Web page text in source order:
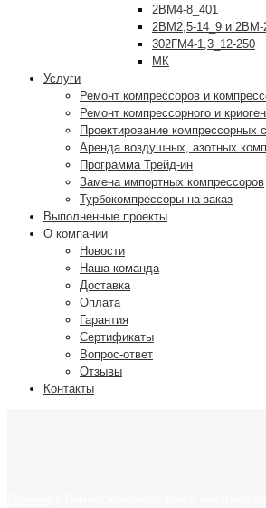
2ВМ4-8_401
2ВМ2,5-14_9 и 2ВМ-
302ГМ4-1,3_12-250
МК
Услуги
Ремонт компрессоров и
Ремонт компрессорного и
Проектирование компрессорных
Аренда воздушных, азотных
Программа Трейд-ин
Замена импортных компрессоров
Турбокомпрессоры на заказ
Выполненные проекты
О компании
Новости
Наша команда
Доставка
Оплата
Гарантия
Сертификаты
Вопрос-ответ
Отзывы
Контакты